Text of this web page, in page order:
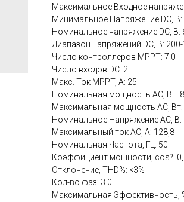
Максимальное Входное
Минимальное Напряжение DC, В:
Номинальное напряжение DC, В:
Диапазон напряжений DC, В:
Число контроллеров MPPT: 7.0
Число входов DC: 2
Макс. Ток MPPT, А: 25
Номинальная мощность AC, Вт:
Максимальная мощность AC, Вт:
Номинальное Напряжение AC, В:
Максимальный ток AC, А: 128,8
Номинальная Частота, Гц: 50
Коэффициент мощности, cos?:
Отклонение, THD%: <3%
Кол-во фаз: 3.0
Максимальная Эффективность,